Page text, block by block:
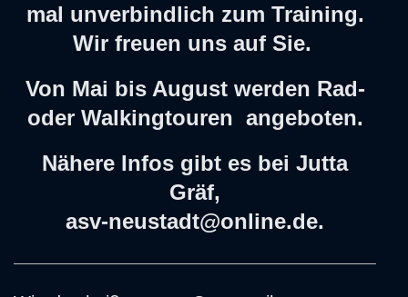
mal unverbindlich zum Training.
Wir freuen uns auf Sie.
Von Mai bis August werden Rad-
oder Walkingtouren angeboten.
Nähere Infos gibt es bei Jutta
Gräf,
asv-neustadt@online.de.